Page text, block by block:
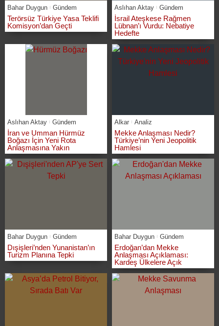
Bahar Duygun Gündem
Terörsüz Türkiye Yasa Teklifi
Komisyon’dan Geçti
Aslıhan Aktay Gündem
İsrail Ateşkese Rağmen
Lübnan’ı Vurdu: Nebatiye
Hedefte
Aslıhan Aktay Gündem
İran ve Umman Hürmüz
Boğazı İçin Yeni Rota
Anlaşmasına Yakın
Alkar Analiz
Mekke Anlaşması Nedir?
Türkiye’nin Yeni Jeopolitik
Hamlesi
Bahar Duygun Gündem
Dışişleri’nden Yunanistan’ın
Turizm Planına Tepki
Bahar Duygun Gündem
Erdoğan’dan Mekke
Anlaşması Açıklaması:
Kardeş Ülkelere Açık